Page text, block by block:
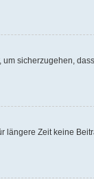
sicherzugehen,
längere Zeit keine